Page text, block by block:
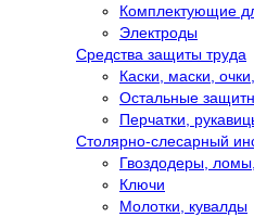
Комплектующие
Электроды
Средства защиты труда
Каски, маски,
Остальные
Перчатки,
Столярно-слесарный
Гвоздодеры,
Ключи
Молотки, кувалды